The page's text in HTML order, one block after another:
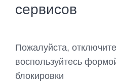
сервисов
Пожалуйста,
воспользуйтесь
блокировки